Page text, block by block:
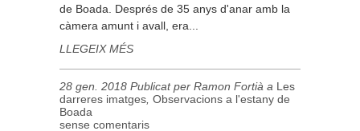
de Boada. Després de 35 anys d'anar amb la
càmera amunt i avall, era...
LLEGEIX MÉS
28 gen. 2018 Publicat per Ramon Fortià a Les
darreres imatges Observacions a l'estany de
Boada
sense comentaris